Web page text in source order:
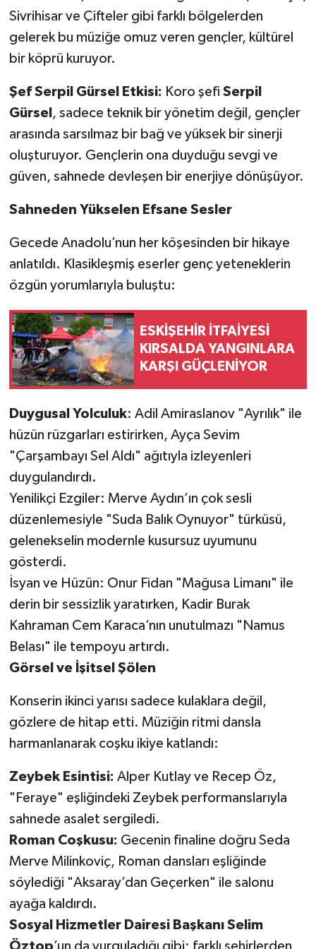
Sivrihisar ve Çifteler gibi farklı bölgelerden
gelerek bu müziğe omuz veren gençler, kültürel
bir köprü kuruyor.
Şef Serpil Gürsel Etkisi: Koro şefi Serpil
Gürsel , sadece teknik bir yönetim değil, gençler
arasında sarsılmaz bir bağ ve yüksek bir sinerji
oluşturuyor. Gençlerin ona duyduğu sevgi ve
güven, sahnede devleşen bir enerjiye dönüşüyor.
Sahneden Yükselen Efsane Sesler
Gecede Anadolu’nun her köşesinden bir hikaye
anlatıldı. Klasikleşmiş eserler genç yeteneklerin
özgün yorumlarıyla buluştu:
ESKİŞEHİR İTFAİYESİ
KIRSALDA YANGINLARA
KARŞI GÜÇLENİYOR
Duygusal Yolculuk: Adil Amiraslanov "Ayrılık" ile
hüzün rüzgarları estirirken, Ayça Sevim
"Çarşambayı Sel Aldı" ağıtıyla izleyenleri
duygulandırdı.
Yenilikçi Ezgiler: Merve Aydın’ın çok sesli
düzenlemesiyle "Suda Balık Oynuyor" türküsü,
gelenekselin modernle kusursuz uyumunu
gösterdi.
İsyan ve Hüzün: Onur Fidan "Mağusa Limanı" ile
derin bir sessizlik yaratırken, Kadir Burak
Kahraman Cem Karaca’nın unutulmazı "Namus
Belası" ile tempoyu artırdı.
Görsel ve İşitsel Şölen
Konserin ikinci yarısı sadece kulaklara değil,
gözlere de hitap etti. Müziğin ritmi dansla
harmanlanarak coşku ikiye katlandı:
Zeybek Esintisi: Alper Kutlay ve Recep Öz,
"Feraye" eşliğindeki Zeybek performanslarıyla
sahnede asalet sergiledi.
Roman Coşkusu: Gecenin finaline doğru Seda
Merve Milinkoviç, Roman dansları eşliğinde
söylediği "Aksaray’dan Geçerken" ile salonu
ayağa kaldırdı.
Sosyal Hizmetler Dairesi Başkanı Selim
Öztop’un da vurguladığı gibi; farklı şehirlerden